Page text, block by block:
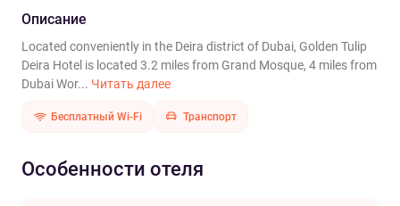
Описание
Located conveniently in the Deira district of Dubai, Golden Tulip
Deira Hotel is located 3.2 miles from Grand Mosque, 4 miles from
Dubai Wor... Читать далее
Бесплатный Wi-Fi Транспорт
Особенности отеля